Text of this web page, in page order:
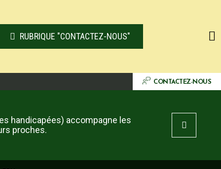
RUBRIQUE "CONTACTEZ-NOUS"
CONTACTEZ-NOUS
handicapées) accompagne les
proches.